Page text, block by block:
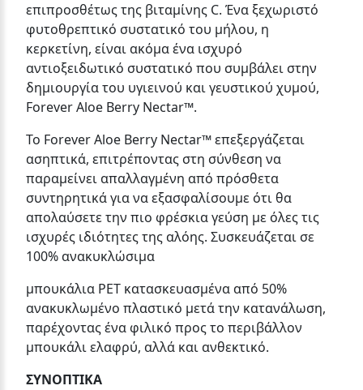
επιπροσθέτως της βιταμίνης C. Ένα ξεχωριστό
φυτοθρεπτικό συστατικό του μήλου, η
κερκετίνη, είναι ακόμα ένα ισχυρό
αντιοξειδωτικό συστατικό που συμβάλει στην
δημιουργία του υγιεινού και γευστικού χυμού,
Forever Aloe Berry Nectar™.
Το Forever Aloe Berry Nectar™ επεξεργάζεται
ασηπτικά, επιτρέποντας στη σύνθεση να
παραμείνει απαλλαγμένη από πρόσθετα
συντηρητικά για να εξασφαλίσουμε ότι θα
απολαύσετε την πιο φρέσκια γεύση με όλες τις
ισχυρές ιδιότητες της αλόης. Συσκευάζεται σε
100% ανακυκλώσιμα
μπουκάλια PET κατασκευασμένα από 50%
ανακυκλωμένο πλαστικό μετά την κατανάλωση,
παρέχοντας ένα φιλικό προς το περιβάλλον
μπουκάλι ελαφρύ, αλλά και ανθεκτικό.
ΣΥΝΟΠΤΙΚΑ